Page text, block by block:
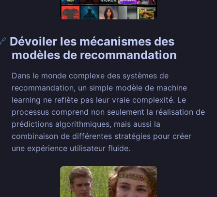
Dévoiler les mécanismes des
modèles de recommandation
Dans le monde complexe des systèmes de
recommandation, un simple modèle de machine
learning ne reflète pas leur vraie complexité. Le
processus comprend non seulement la réalisation de
prédictions algorithmiques, mais aussi la
combinaison de différentes stratégies pour créer
une expérience utilisateur fluide.